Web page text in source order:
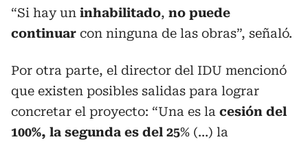
“Si hay un inhabilitado, no puede
continuar con ninguna de las obras”, señaló.
Por otra parte, el director del IDU mencionó
que existen posibles salidas para lograr
concretar el proyecto: “Una es la cesión del
100%, la segunda es del 25% (…) la